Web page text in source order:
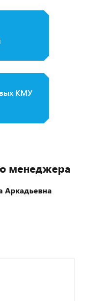
КМУ
менеджера
Аркадьевна